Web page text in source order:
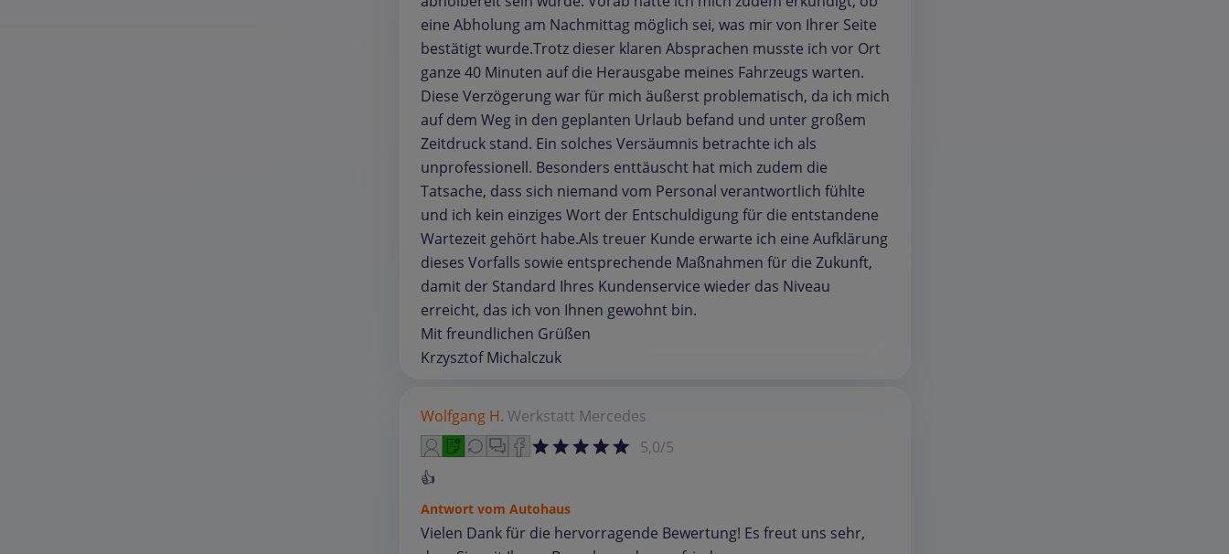
eine Abholung am Nachmittag möglich sei, was mir von Ihrer Seite
bestätigt wurde.Trotz dieser klaren Absprachen musste ich vor Ort
ganze 40 Minuten auf die Herausgabe meines Fahrzeugs warten.
Diese Verzögerung war für mich äußerst problematisch, da ich mich
auf dem Weg in den geplanten Urlaub befand und unter großem
Zeitdruck stand. Ein solches Versäumnis betrachte ich als
unprofessionell. Besonders enttäuscht hat mich zudem die
Tatsache, dass sich niemand vom Personal verantwortlich fühlte
und ich kein einziges Wort der Entschuldigung für die entstandene
Wartezeit gehört habe.Als treuer Kunde erwarte ich eine Aufklärung
dieses Vorfalls sowie entsprechende Maßnahmen für die Zukunft,
damit der Standard Ihres Kundenservice wieder das Niveau
erreicht, das ich von Ihnen gewohnt bin.
Mit freundlichen Grüßen
Krzysztof Michalczuk
Wolfgang H. Werkstatt Mercedes
5,0/5
👍
Antwort vom Autohaus
Vielen Dank für die hervorragende Bewertung! Es freut uns sehr,